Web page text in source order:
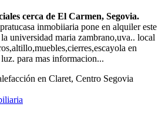
cerca de El Carmen, Segovia.
inmobiiaria pone en alquiler este
universidad maria zambrano,uva.. local
en
para mas informacion...